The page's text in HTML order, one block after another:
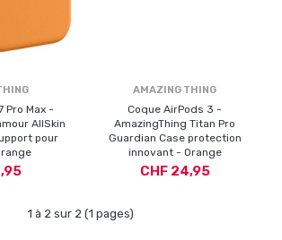
Pro Max -
AllSkin
pour
AMAZING THING
Coque AirPods 3 -
AmazingThing Titan Pro
Guardian Case protection
innovant - Orange
CHF 24,95
1 à 2 sur 2 (1 pages)